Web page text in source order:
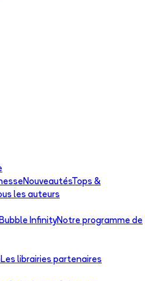
NouveautésTops &
les auteurs
InfinityNotre programme de
Les librairies partenaires